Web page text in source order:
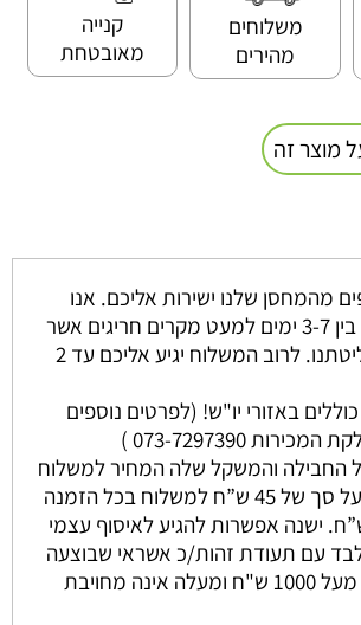
משלוחים
מהירים
קנייה
מאובטחת
מוצר זה
מהמחסן שלנו ישירות אליכם. אנו
מתחייבים להגיע בין 3-7 ימים למעט מקרים חריגים אשר
אינם ניתנים לשליטתנו. לרוב המשלוח יגיע אליכם עד 2
באזורי יו"ש! (לפרטים נוספים
073-7297390 )
החבילה והמשקל שלה המחיר למשלוח
הינו קבוע ועומד על סך של 45 ש”ח למשלוח בכל הזמנה
ל 1000 ש”ח. ישנה אפשרות להגיע לאיסוף עצמי
עם תעודת זהות/כ אשראי שבוצעה
ההזמנה. הזמנה מעל 1000 ש"ח ומעלה אינה מחויבת